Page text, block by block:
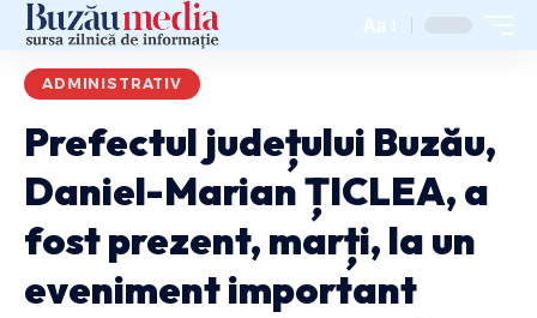
Aa
ADMINISTRATIV
Prefectul județului Buzău,
Daniel-Marian ȚICLEA, a
fost prezent, marți, la un
eveniment important